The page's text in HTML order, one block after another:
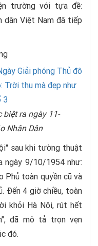
trường với tựa đề:
dân Việt Nam đã tiếp
biệt ra ngày 11-
Nhân Dân
sau khi tường thuật
ngày 9/10/1954 như:
Phủ toàn quyền cũ và
Đến 4 giờ chiều, toàn
khỏi Hà Nội, rút hết
đã mô tả trọn vẹn
đó.